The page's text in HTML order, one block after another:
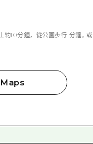
10分鐘，從公園步行1分鐘。